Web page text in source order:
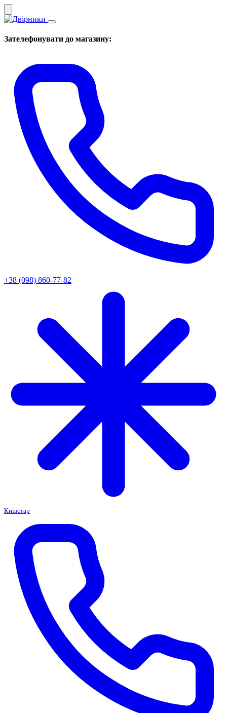
Зателефонувати до магазину:
+38 (098) 860-77-82
Київстар